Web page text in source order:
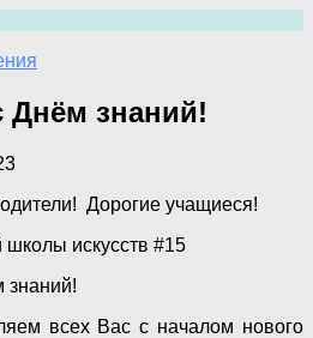
Днём знаний!
Дорогие учащиеся!
искусств #15
знаний!
всех Вас с началом нового